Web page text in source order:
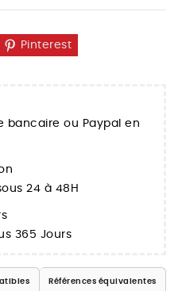
Pinterest
bancaire ou Paypal en
24 à 48H
365 Jours
Références équivalentes